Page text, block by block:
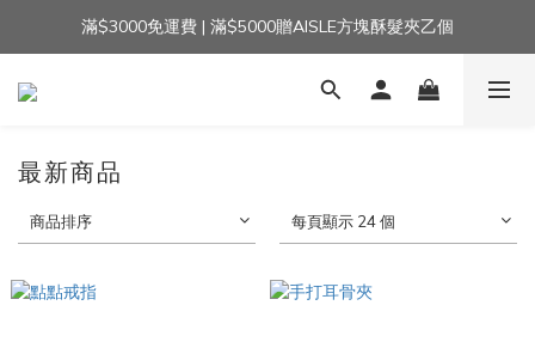
加入官方LINE｜領$100 👉
滿$3000免運費 | 滿$5000贈AISLE方塊酥髮夾乙個
加入官方LINE｜領$100 👉
最新商品
商品排序 每頁顯示 24 個